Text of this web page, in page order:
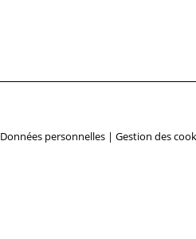
Données personnelles | Gestion des